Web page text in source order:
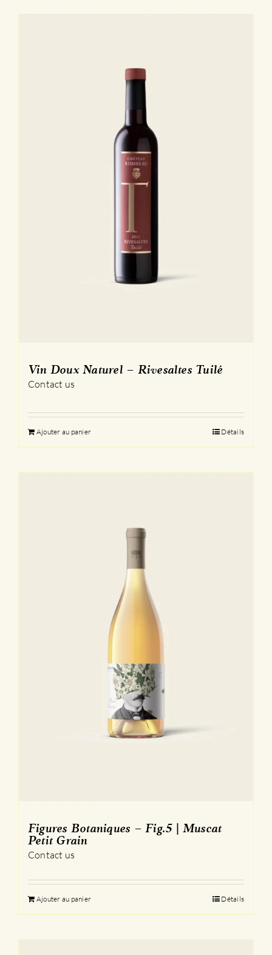
Vin Doux Naturel – Rivesaltes Tuilé
Contact us
Ajouter au panier Détails
Figures Botaniques – Fig.5 | Muscat
Petit Grain
Contact us
Ajouter au panier Détails